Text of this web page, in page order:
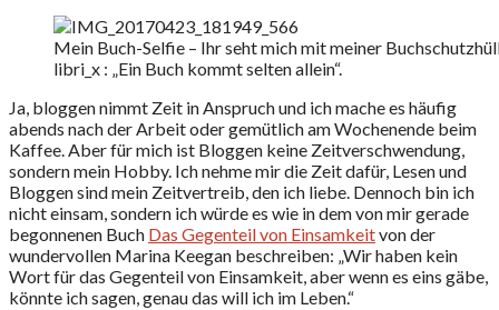
Mein Buch-Selfie – Ihr seht mich mit meiner
libri_x : „Ein Buch kommt selten allein“.
Ja, bloggen nimmt Zeit in Anspruch und ich mache es häufig
abends nach der Arbeit oder gemütlich am Wochenende beim
Kaffee. Aber für mich ist Bloggen keine Zeitverschwendung,
sondern mein Hobby. Ich nehme mir die Zeit dafür, Lesen und
Bloggen sind mein Zeitvertreib, den ich liebe. Dennoch bin ich
nicht einsam, sondern ich würde es wie in dem von mir gerade
begonnenen Buch Das Gegenteil von Einsamkeitvon der
wundervollen Marina Keegan beschreiben: „Wir haben kein
Wort für das Gegenteil von Einsamkeit, aber wenn es eins gäbe,
könnte ich sagen, genau das will ich im Leben.“